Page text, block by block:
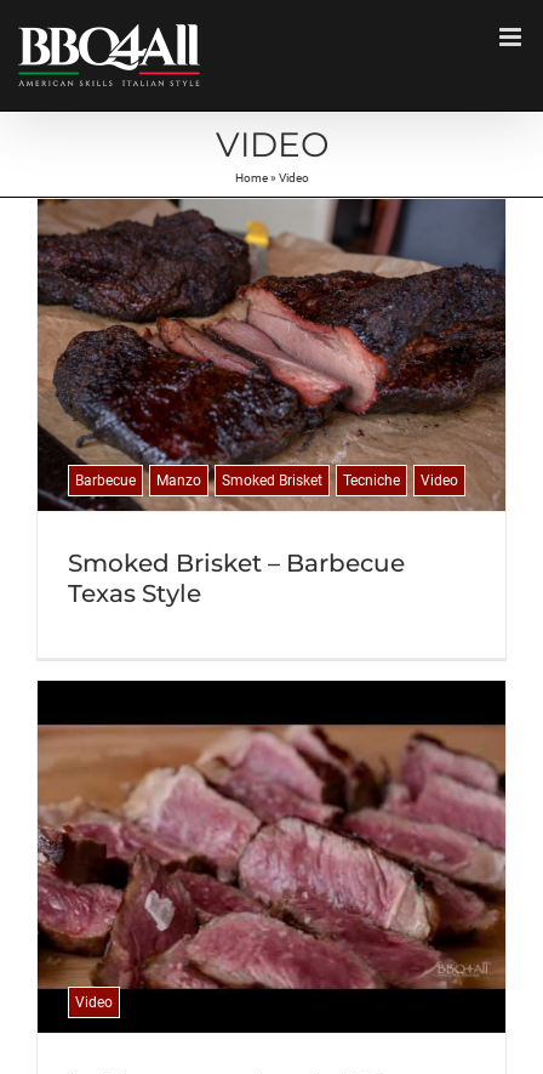
contenuto
VIDEO
Home» Video
Smoked Brisket – Barbecue
Texas Style
Barbecue Manzo Smoked Brisket Tecniche Video
Video